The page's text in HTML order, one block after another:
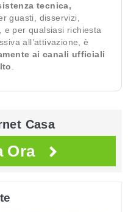
tecnica,
guasti, disservizi,
e per qualsiasi richiesta
all’attivazione, è
ai canali ufficiali
Casa
Ora